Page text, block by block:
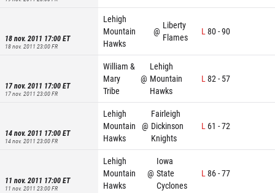
18 nov. 2011 17:00ET
18 nov. 2011 23:00FR
Lehigh
Mountain
Hawks
@
Liberty
Flames
L80-90
17 nov. 2011 17:00ET
17 nov. 2011 23:00FR
William &
Mary
Tribe
@
Lehigh
Mountain
Hawks
L82- 57
14 nov. 2011 17:00ET
14 nov. 2011 23:00FR
Lehigh
Mountain
Hawks
@
Fairleigh
Dickinson
Knights
L 61 -72
11 nov. 2011 17:00ET
11 nov. 2011 23:00FR
Lehigh
Mountain
Hawks
@
Iowa
State
Cyclones
L86-77